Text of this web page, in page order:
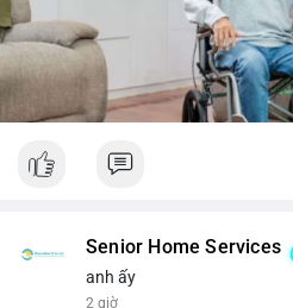
Senior Home Services
anh ấy
2 giờ